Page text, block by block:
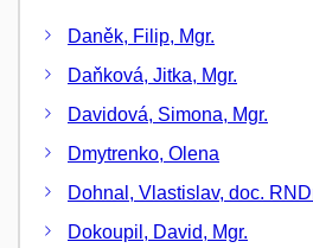
Daněk, Filip, Mgr.
Daňková, Jitka, Mgr.
Davidová, Simona, Mgr.
Dmytrenko, Olena
Dohnal, Vlastislav, doc.
Dokoupil, David, Mgr.